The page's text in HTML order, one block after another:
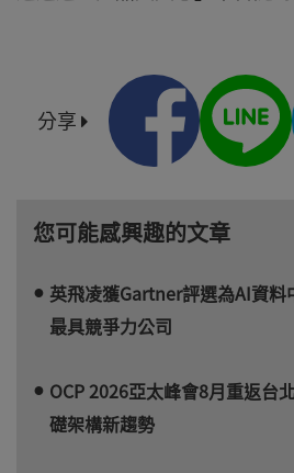
分享
您可能感興趣的文章
英飛凌獲Gartner評選為AI資料
最具競爭力公司
OCP 2026亞太峰會8月重返
礎架構新趨勢